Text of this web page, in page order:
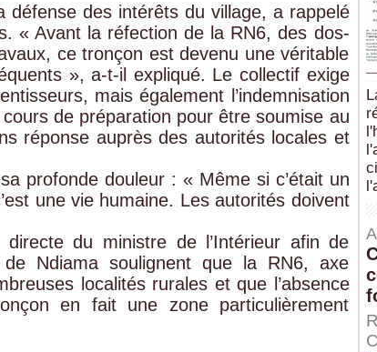
défense des intérêts du village, a rappelé
« Avant la réfection de la RN6, des dos-
ce tronçon est devenu une véritable
», a-t-il expliqué. Le collectif exige
mais également l’indemnisation
de préparation pour être soumise au
réponse auprès des autorités locales et
profonde douleur : « Même si c’était un
une vie humaine. Les autorités doivent
directe du ministre de l’Intérieur afin de
de Ndiama soulignent que la RN6, axe
localités rurales et que l’absence
en fait une zone particulièrement